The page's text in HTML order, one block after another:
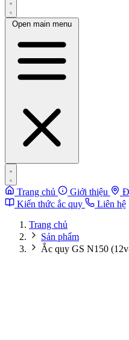
Open main menu
Trang chủ Giới thiệu
Kiến thức ắc quy
Liên hệ
Trang chủ
Sản phẩm
Ắc quy GS N150